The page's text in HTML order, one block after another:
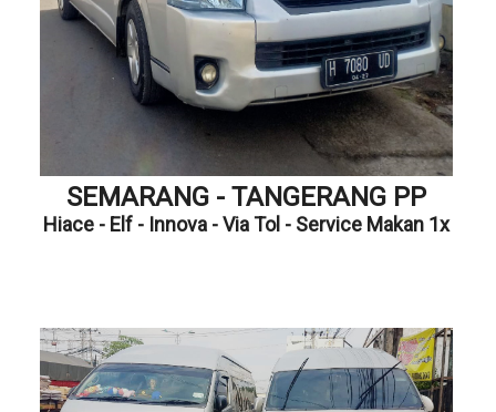
SEMARANG - TANGERANG PP
Hiace - Elf - Innova - Via Tol - Service Makan 1x